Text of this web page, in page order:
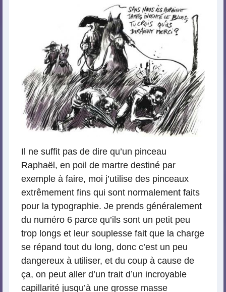
Il ne suffit pas de dire qu’un pinceau
Raphaël, en poil de martre destiné par
exemple à faire, moi j’utilise des pinceaux
extrêmement fins qui sont normalement faits
pour la typographie. Je prends généralement
du numéro 6 parce qu’ils sont un petit peu
trop longs et leur souplesse fait que la charge
se répand tout du long, donc c’est un peu
dangereux à utiliser, et du coup à cause de
ça, on peut aller d’un trait d’un incroyable
capillarité jusqu’à une grosse masse